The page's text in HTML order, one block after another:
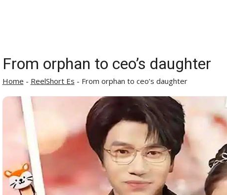
From orphan to ceo’s daughter
Home - ReelShort Es - From orphan to ceo’s daughter